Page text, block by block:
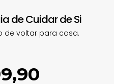
de Cuidar de Si
de voltar para casa.